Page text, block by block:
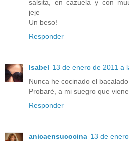
salsita, en cazuela y con
jeje
Un beso!
Responder
Isabel 13 de enero de 2011 a
Nunca he cocinado el bacalado
Probaré, a mi suegro que
Responder
anicaensucocina 13 de